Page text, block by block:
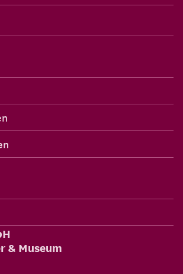
& Museum